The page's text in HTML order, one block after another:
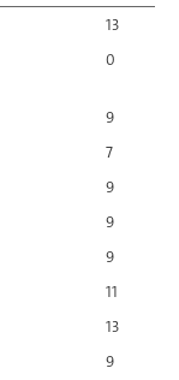
13
0
9
7
9
9
9
11
13
9